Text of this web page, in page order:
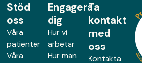
Stöd
oss
Våra
patienter
Våra
Engagera
dig
Hur vi
arbetar
Hur man
Ta
kontakt
med
oss
Kontakta